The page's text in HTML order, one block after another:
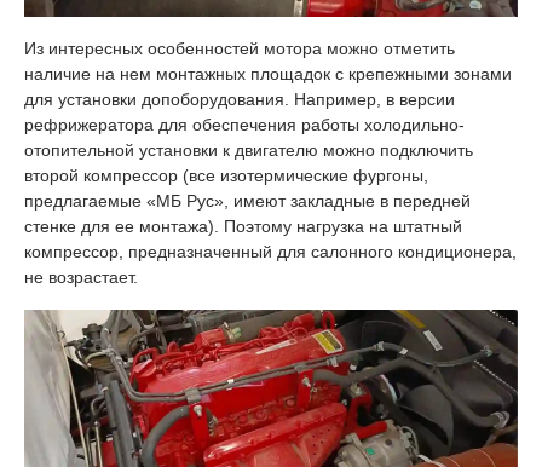
Из интересных особенностей мотора можно отметить
наличие на нем монтажных площадок с крепежными зонами
для установки допоборудования. Например, в версии
рефрижератора для обеспечения работы холодильно-
отопительной установки к двигателю можно подключить
второй компрессор (все изотермические фургоны,
предлагаемые «МБ Рус», имеют закладные в передней
стенке для ее монтажа). Поэтому нагрузка на штатный
компрессор, предназначенный для салонного кондиционера,
не возрастает.